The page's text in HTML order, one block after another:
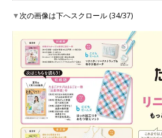
▼次の画像は下へスクロール (34/37)